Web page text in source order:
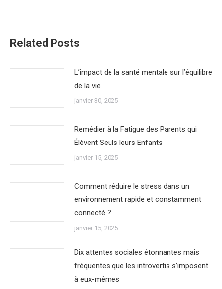
:
Related Posts
L’impact de la santé mentale sur l’équilibre
de la vie
janvier 30, 2025
Remédier à la Fatigue des Parents qui
Élèvent Seuls leurs Enfants
janvier 15, 2025
Comment réduire le stress dans un
environnement rapide et constamment
connecté ?
janvier 15, 2025
Dix attentes sociales étonnantes mais
fréquentes que les introvertis s’imposent
à eux-mêmes